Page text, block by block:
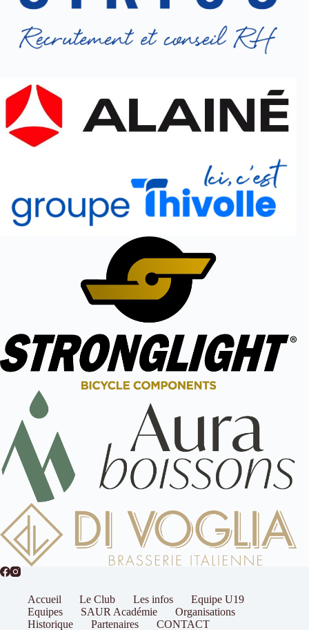
Accueil Le Club Les infos
Equipe U19
Equipes
SAUR Académie
Organisations
Historique
Partenaires CONTACT